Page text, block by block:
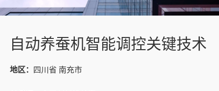
自动养蚕机智能调控关键技术
地区： 四川省 南充市